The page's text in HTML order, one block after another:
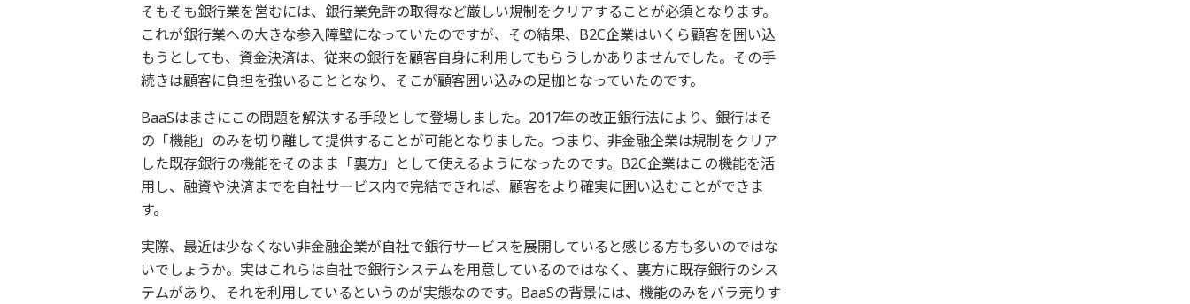
そもそも銀行業を営むには、銀行業免許の取得など厳しい規制をクリアすることが必須となります。
これが銀行業への大きな参入障壁になっていたのですが、その結果、B2C企業はいくら顧客を囲い込
もうとしても、資金決済は、従来の銀行を顧客自身に利用してもらうしかありませんでした。その手
続きは顧客に負担を強いることとなり、そこが顧客囲い込みの足枷となっていたのです。
BaaSはまさにこの問題を解決する手段として登場しました。2017年の改正銀行法により、銀行はそ
の「機能」のみを切り離して提供することが可能となりました。つまり、非金融企業は規制をクリア
した既存銀行の機能をそのまま「裏方」として使えるようになったのです。B2C企業はこの機能を活
用し、融資や決済までを自社サービス内で完結できれば、顧客をより確実に囲い込むことができま
す。
実際、最近は少なくない非金融企業が自社で銀行サービスを展開していると感じる方も多いのではな
いでしょうか。実はこれらは自社で銀行システムを用意しているのではなく、裏方に既存銀行のシス
テムがあり、それを利用しているというのが実態なのです。BaaSの背景には、機能のみをバラ売りす